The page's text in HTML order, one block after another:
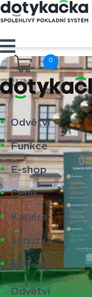
Cart
Odvětví
Funkce
E-shop
Ceník
Kariéra
Schůzka
EET 2.0
Odvětví